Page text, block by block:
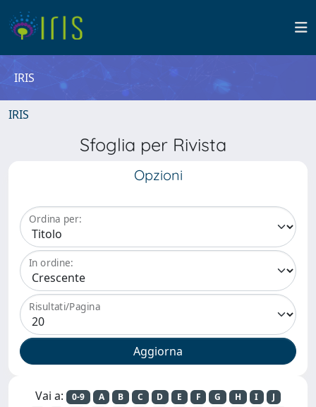
IRIS
IRIS
Sfoglia per Rivista
Opzioni
Ordina per:
In ordine:
Risultati/Pagina
Vai a: 0-9 A B C D E F G H I
J